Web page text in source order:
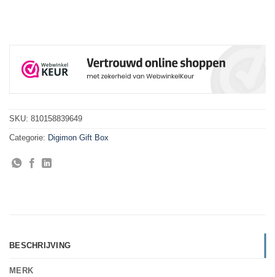
SKU: 810158839649
Categorie: Digimon Gift Box
BESCHRIJVING
MERK